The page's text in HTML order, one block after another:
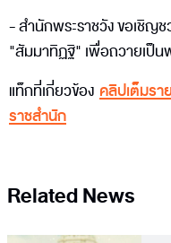
- สำนักพระราชวัง ขอเชิญ
"สัมมาทิฏฐิ" เพื่อถวายเป็น
แท็กที่เกี่ยวข้อง คลิปเต็มรา
ราชสำนัก
Related News